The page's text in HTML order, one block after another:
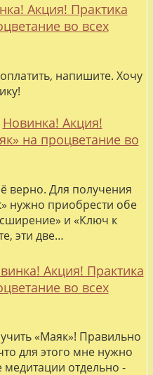
Акция! Практика
во всех
напишите. Хочу
Новинка! Акция!
на процветание во
верно. Для получения
нужно приобрести обе
и «Ключ к
эти две…
Акция! Практика
во всех
«Маяк»! Правильно
для этого мне нужно
медитации отдельно -